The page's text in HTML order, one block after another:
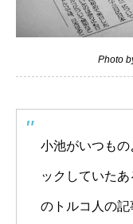
Photo
小池がいつも
ックしていた
のトルコ人の